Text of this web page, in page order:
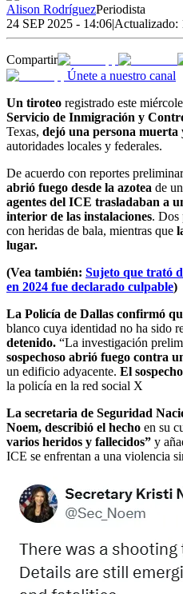
Alison RodríguezPeriodista
24 SEP 2025 - 14:06|Actualizado:
Compartir
Únete a nuestro canal
Un tiroteo registrado este
Servicio de Inmigración y
Texas, dejó una persona muerta
autoridades locales y federales.
De acuerdo con reportes
abrió fuego desde la azotea de
agentes del ICE trasladaban a
interior de las instalaciones. Dos
con heridas de bala, mientras que
lugar.
(Vea también: Sujeto que trató
en 2024 fue declarado culpable)
La Policía de Dallas confirmó
blanco cuya identidad no ha sido
detenido. “La investigación
sospechoso abrió fuego contra
un edificio adyacente. El
la policía en la red social X
La secretaria de Seguridad
Noem, describió el hecho en su
varios heridos y fallecidos” y
ICE se enfrentan a una violencia